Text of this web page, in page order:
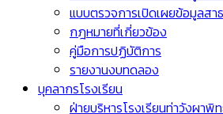
แบบตรวจการเปิดเผยข้อมูลสา
กฎหมายที่เกี่ยวข้อง
คู่มือการปฏิบัติการ
รายงานงบทดลอง
บุคลากรโรงเรียน
ฝ่ายบริหารโรงเรียนท่าวังผาพิ